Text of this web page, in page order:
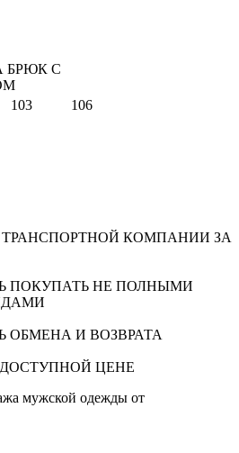
БРЮК С
103
106
КОМПАНИИ ЗА
ПОКУПАТЬ НЕ ПОЛНЫМИ
ОБМЕНА И ВОЗВРАТА
ЦЕНЕ
мужской одежды от